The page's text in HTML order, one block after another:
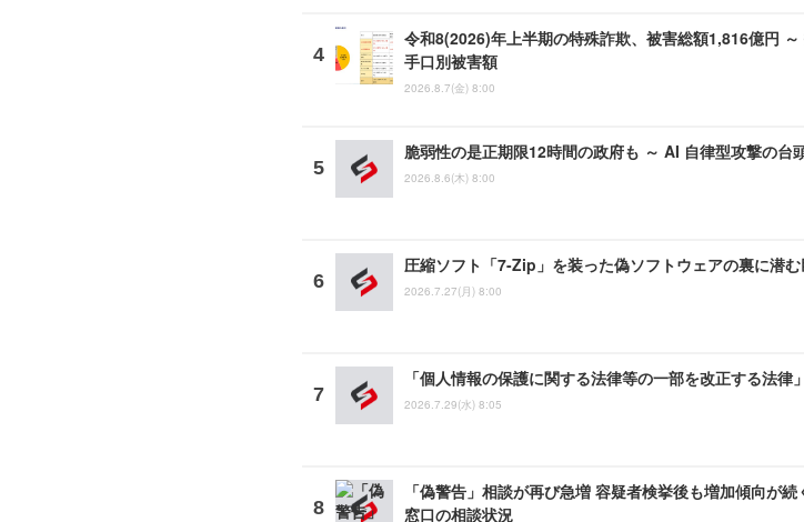
令和8(2026)年上半期の特殊詐欺、被害総額1,816億円
手口別被害額
2026.8.7(金) 8:00
脆弱性の是正期限12時間の政府も ～ AI 自律型攻撃の台
2026.8.6(木) 8:00
圧縮ソフト「7-Zip」を装った偽ソフトウェアの裏に潜
2026.7.27(月) 8:00
「個人情報の保護に関する法律等の一部を改正する法律
2026.7.29(水) 8:05
「偽警告」相談が再び急増 容疑者検挙後も増加傾向が
窓口の相談状況